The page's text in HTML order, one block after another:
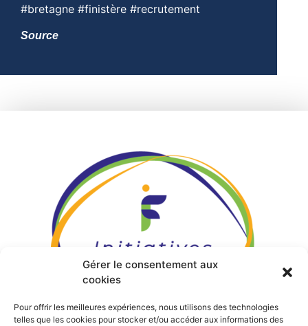
Gérer le consentement aux
cookies
Pour offrir les meilleures expériences, nous utilisons des technologies
telles que les cookies pour stocker et/ou accéder aux informations des
#bretagne #finistère #recrutement
Source